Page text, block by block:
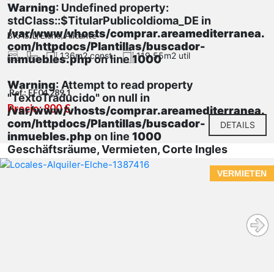
Warning: Undefined property:
stdClass::$TitularPublicoIdioma_DE in
/var/www/vhosts/comprar.areamediterranea.
com/httpdocs/Plantillas/buscador-
inmuebles.phpon line 1000
Warning: Attempt to read property
"TextoTraducido" on null in
/var/www/vhosts/comprar.areamediterranea.
com/httpdocs/Plantillas/buscador-
inmuebles.php on line 1000
Geschäftsräume, Vermieten, Corte Ingles
BRASIL, Elche, Alicante
136m2 const.
119.55m2 util
Ref.: EF04.289.1
Precio: 800 €
DETAILS
VERMIETEN